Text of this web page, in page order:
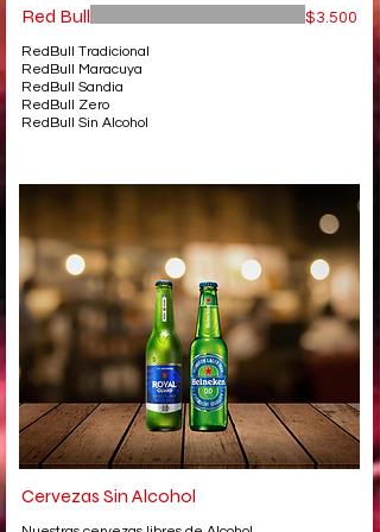
Red Bull
RedBull Tradicional
RedBull Maracuya
RedBull Sandia
RedBull Zero
RedBull Sin Alcohol
$3.500
Cervezas Sin Alcohol